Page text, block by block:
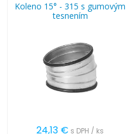
Koleno 15° - 315 s gumovým
tesnením
24,13 € s DPH / ks